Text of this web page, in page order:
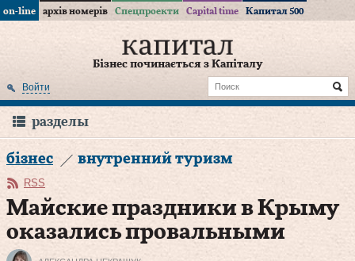
on-line архів номерів Спецпроекти Capital time Капитал 500
Бізнес починається з Капіталу
Войти
разделы
бізнес внутренний туризм
RSS
Майские праздники в Крыму
оказались провальными